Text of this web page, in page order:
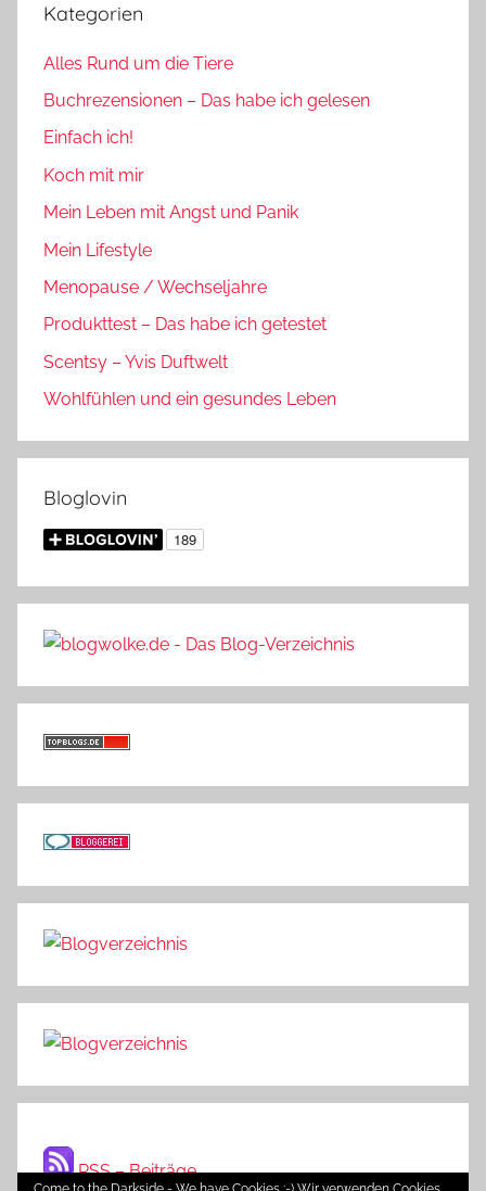
Kategorien
Alles Rund um die Tiere
Buchrezensionen – Das habe ich gelesen
Einfach ich!
Koch mit mir
Mein Leben mit Angst und Panik
Mein Lifestyle
Menopause / Wechseljahre
Produkttest – Das habe ich getestet
Scentsy – Yvis Duftwelt
Wohlfühlen und ein gesundes Leben
Bloglovin
RSS – Beiträge